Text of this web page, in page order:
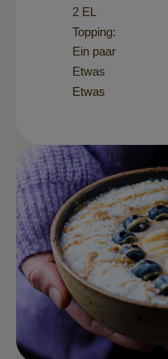
2 EL
Topping:
Ein paar
Etwas
Etwas